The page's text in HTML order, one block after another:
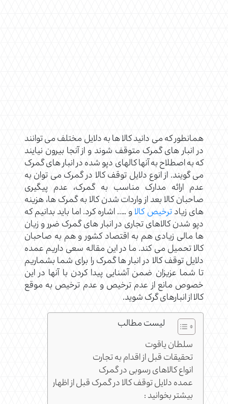
همانطور که می دانید کالا ها به دلایل مختلف می توانند
در انبار های گمرک متوقف شوند و از آنجا بیرون نیایند
که به اصطلاح به آنها کالهای دپو شده در انبار های گمرک
می گویند. از انوع دلایل توقف کالا در گمرک می توان به
عدم ارائه مدارک مناسب به گمرک، عدم پیگیری
صاحبان کالا بعد از واردات شدن کالا به گمرک ها، هزینه
های زیادترخیص کالاو ….. اشاره کرد. اما باید بدانیم که
دپو شدن کالاهای تجاری در انبار های گمرک ضرر و زیان
ها مالی زیادی هم به اقتصاد کشور و هم به صاحبان
کالا تحمیل می کند. ما در این مقاله سعی داریم عمده
دلایل توقف کالا در انبار ها گمرک را برای شما بشماریم
تا شما عزیزان ضمن آشنایی پیدا کردن با آنها در این
خصوص مانع از عدم ترخیص و عدم ترخیص به موقع
کالا از انبارهای گرک شوید.
لیست مطالب
سلطان یاقوت
تحقیقات قبل از اقدام به تجارت
انواع کالاهای رسوبی در گمرک
عمده دلایل توقف کالا در گمرک قبل از اظهار
بیشتر بخوانید :